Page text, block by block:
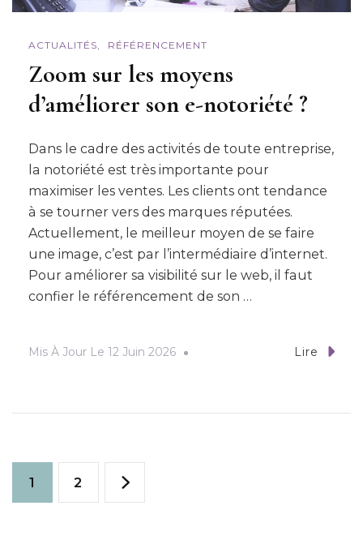
ACTUALITÉS RÉFÉRENCEMENT
Zoom sur les moyens
d’améliorer son e-notoriété ?
Dans le cadre des activités de toute entreprise,
la notoriété est très importante pour
maximiser les ventes. Les clients ont tendance
à se tourner vers des marques réputées.
Actuellement, le meilleur moyen de se faire
une image, c’est par l’intermédiaire d’internet.
Pour améliorer sa visibilité sur le web, il faut
confier le référencement de son …
Mis À Jour Le 12 Juin 2026 Lire
Pagination
Page
1 Page
2